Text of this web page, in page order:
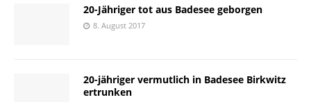
20-Jähriger tot aus Badesee geborgen
8. August 2017
20-jähriger vermutlich in Badesee Birkwitz
ertrunken